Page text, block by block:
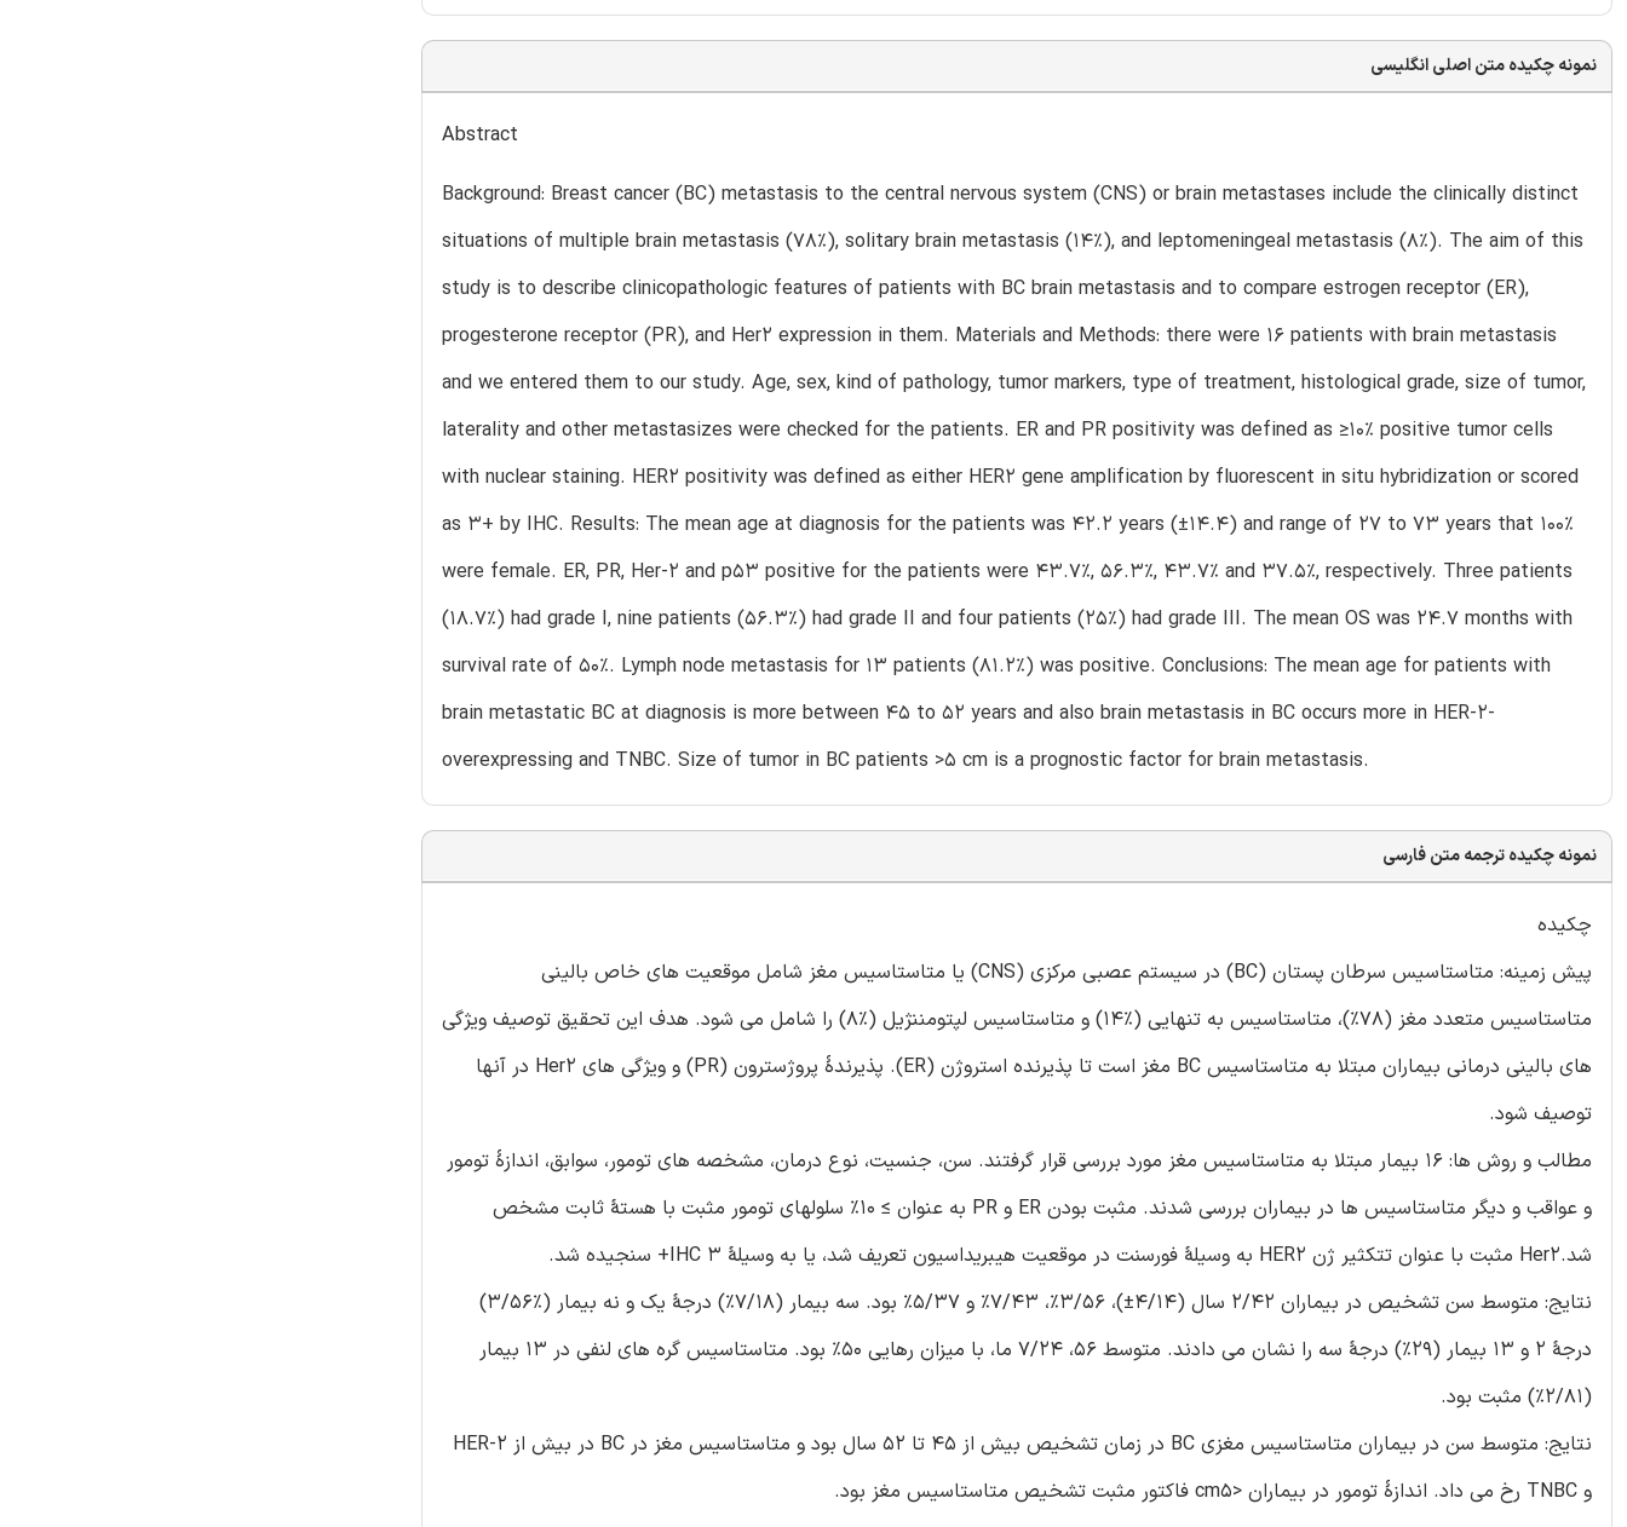
نمونه چکیده متن اصلی انگلیسی
Abstract
Background: Breast cancer (BC) metastasis to the central nervous system (CNS) or brain metastases include the clinically distinct
situations of multiple brain metastasis (78%), solitary brain metastasis (14%), and leptomeningeal metastasis (8%). The aim of this
study is to describe clinicopathologic features of patients with BC brain metastasis and to compare estrogen receptor (ER),
progesterone receptor (PR), and Her2 expression in them. Materials and Methods: there were 16 patients with brain metastasis
and we entered them to our study. Age, sex, kind of pathology, tumor markers, type of treatment, histological grade, size of tumor,
laterality and other metastasizes were checked for the patients. ER and PR positivity was defined as ≥10% positive tumor cells
with nuclear staining. HER2 positivity was defined as either HER2 gene amplification by fluorescent in situ hybridization or scored
as 3+ by IHC. Results: The mean age at diagnosis for the patients was 42.2 years (±14.4) and range of 27 to 73 years that 100%
were female. ER, PR, Her-2 and p53 positive for the patients were 43.7%, 56.3%, 43.7% and 37.5%, respectively. Three patients
(18.7%) had grade I, nine patients (56.3%) had grade II and four patients (25%) had grade III. The mean OS was 24.7 months with
survival rate of 50%. Lymph node metastasis for 13 patients (81.2%) was positive. Conclusions: The mean age for patients with
brain metastatic BC at diagnosis is more between 45 to 52 years and also brain metastasis in BC occurs more in HER-2-
overexpressing and TNBC. Size of tumor in BC patients >5 cm is a prognostic factor for brain metastasis.
نمونه چکیده ترجمه متن فارسی
چکیده
پیش زمینه: متاستاسیس سرطان پستان (BC) در سیستم عصبی مرکزی (CNS) یا متاستاسیس مغز شامل موقعیت های خاص بالینی
متاستاسیس متعدد مغز (78%)، متاستاسیس به تنهایی (%14) و متاستاسیس لپتومننژیل (%8) را شامل می شود. هدف این تحقیق توصیف ویژگی
های بالینی درمانی بیماران مبتلا به متاستاسیس BC مغز است تا پذیرنده استروژن (ER). پذیرندۀ پروژسترون (PR) و ویژگی های Her2 در آنها
توصیف شود.
مطالب و روش ها: 16 بیمار مبتلا به متاستاسیس مغز مورد بررسی قرار گرفتند. سن، جنسیت، نوع درمان، مشخصه های تومور، سوابق، اندازۀ تومور
و عواقب و دیگر متاستاسیس ها در بیماران بررسی شدند. مثبت بودن ER و PR به عنوان ≥ 10% سلولهای تومور مثبت با هستۀ ثابت مشخص
شد.Her2 مثبت با عنوان تتکثیر ژن HER2 به وسیلۀ فورسنت در موقعیت هیبریداسیون تعریف شد، یا به وسیلۀ IHC 3+ سنجیده شد.
نتایج: متوسط سن تشخیص در بیماران 2/42 سال (4/14±)، 3/56%، 7/43% و 5/37% بود. سه بیمار (7/18%) درجۀ یک و نه بیمار (%3/56)
درجۀ 2 و 13 بیمار (29%) درجۀ سه را نشان می دادند. متوسط 56، 7/24 ما، با میزان رهایی 50% بود. متاستاسیس گره های لنفی در 13 بیمار
(2/81%) مثبت بود.
نتایج: متوسط سن در بیماران متاستاسیس مغزی BC در زمان تشخیص بیش از 45 تا 52 سال بود و متاستاسیس مغز در BC در بیش از HER-2
و TNBC رخ می داد. اندازۀ تومور در بیماران <cm5 فاکتور مثبت تشخیص متاستاسیس مغز بود.